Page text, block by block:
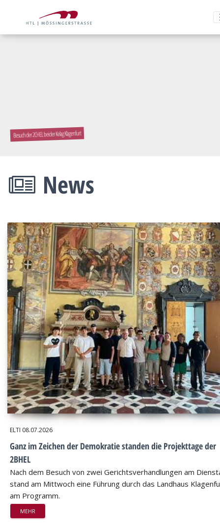
Besuch der 2CHEL bei der Kelag Klagenfurt
News
ELTI 08.07.2026
Ganz im Zeichen der Demokratie standen die Projekttage der
2BHEL
Nach dem Besuch von zwei Gerichtsverhandlungen am
stand am Mittwoch eine Führung durch das Landhaus
am Programm.
MEHR